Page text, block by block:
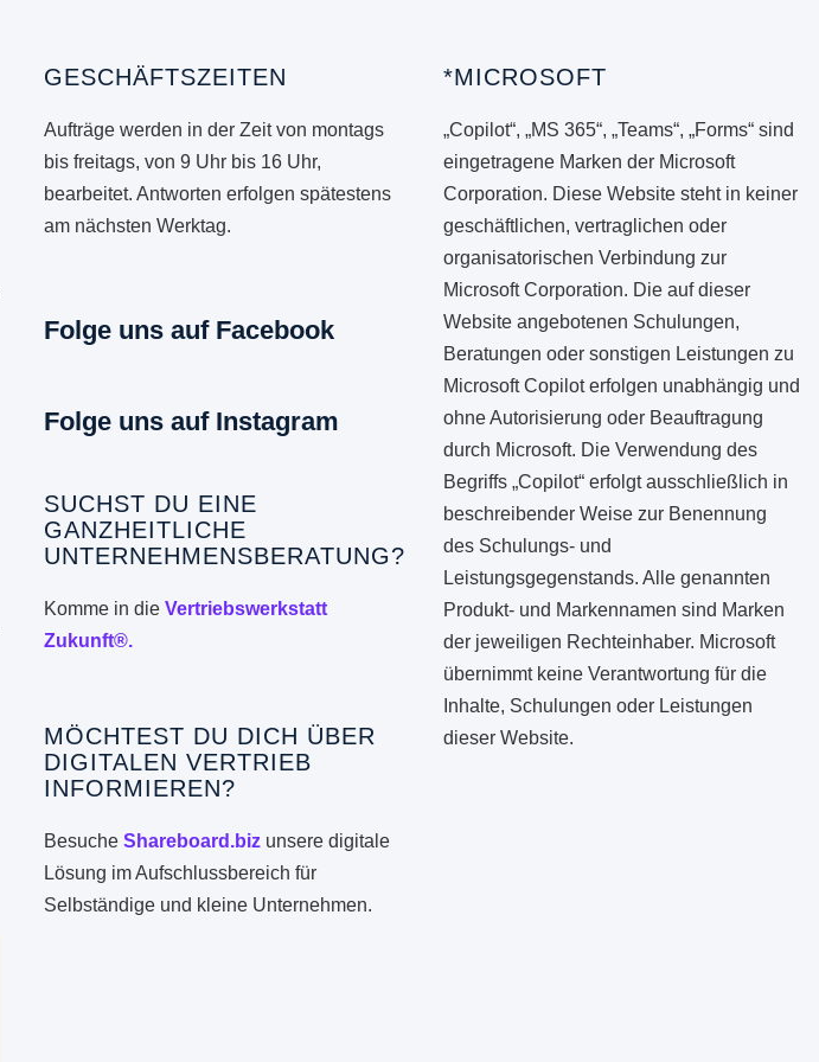
GESCHÄFTSZEITEN
Aufträge werden in der Zeit von montags
bis freitags, von 9 Uhr bis 16 Uhr,
bearbeitet. Antworten erfolgen spätestens
am nächsten Werktag.
Folge uns auf Facebook
Folge uns auf Instagram
SUCHST DU EINE
GANZHEITLICHE
UNTERNEHMENSBERATUNG?
Komme in die Vertriebswerkstatt
Zukunft®.
MÖCHTEST DU DICH ÜBER
DIGITALEN VERTRIEB
INFORMIEREN?
Besuche Shareboard.bizunsere digitale
Lösung im Aufschlussbereich für
Selbständige und kleine Unternehmen.
*MICROSOFT
„Copilot“, „MS 365“, „Teams“, „Forms“ sind
eingetragene Marken der Microsoft
Corporation. Diese Website steht in keiner
geschäftlichen, vertraglichen oder
organisatorischen Verbindung zur
Microsoft Corporation. Die auf dieser
Website angebotenen Schulungen,
Beratungen oder sonstigen Leistungen zu
Microsoft Copilot erfolgen unabhängig und
ohne Autorisierung oder Beauftragung
durch Microsoft. Die Verwendung des
Begriffs „Copilot“ erfolgt ausschließlich in
beschreibender Weise zur Benennung
des Schulungs- und
Leistungsgegenstands. Alle genannten
Produkt- und Markennamen sind Marken
der jeweiligen Rechteinhaber. Microsoft
übernimmt keine Verantwortung für die
Inhalte, Schulungen oder Leistungen
dieser Website.